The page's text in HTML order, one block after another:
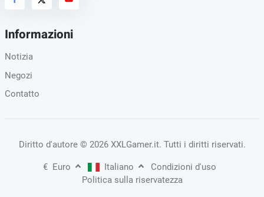
Informazioni
Notizia
Negozi
Contatto
Diritto d'autore © 2026 XXLGamer.it. Tutti i diritti riservati.
€ Euro Italiano
Condizioni d'uso
Politica sulla riservatezza